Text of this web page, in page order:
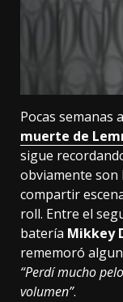
Pocas semanas
muerte de
sigue
obviamente son
compartir
roll. Entre el
batería Mikkey
rememoró
“Perdí mucho
volumen”.